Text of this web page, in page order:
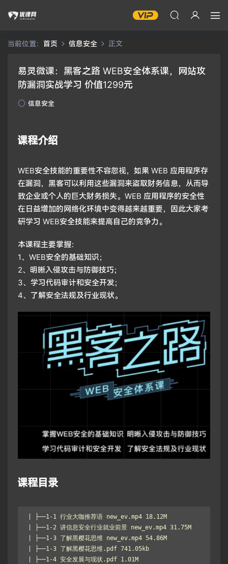
当前位置： 首页 信息安全 正文
易灵微课：黑客之路 WEB安全体系课，网站攻
防漏洞实战学习 价值1299元
信息安全
课程介绍
WEB安全技能的重要性不容忽视，如果 WEB 应用程序存
在漏洞，黑客可以利用这些漏洞来盗取财务信息，从而导
致企业或个人的巨大财务损失。WEB 应用程序的安全性
在日益增加的网络化环境中变得越来越重要，因此大家考
研学习 WEB安全技能来提高自己的竞争力。
本课程主要掌握：
1、WEB安全的基础知识；
2、明晰入侵攻击与防御技巧；
3、学习代码审计和安全开发；
4、了解安全法规及行业现状。
课程目录
| ├──1-1 行业大咖推荐语 new_ev.mp4 18.12M
| ├──1-2 讲信息安全行业就业前景 new_ev.mp4 31.75M
| ├──1-3 了解黑樱花思维 new_ev.mp4 54.86M
| ├──1-3 了解黑樱花思维.pdf 741.05kb
| ├──1-4 安全发展与现状.pdf 1.01M